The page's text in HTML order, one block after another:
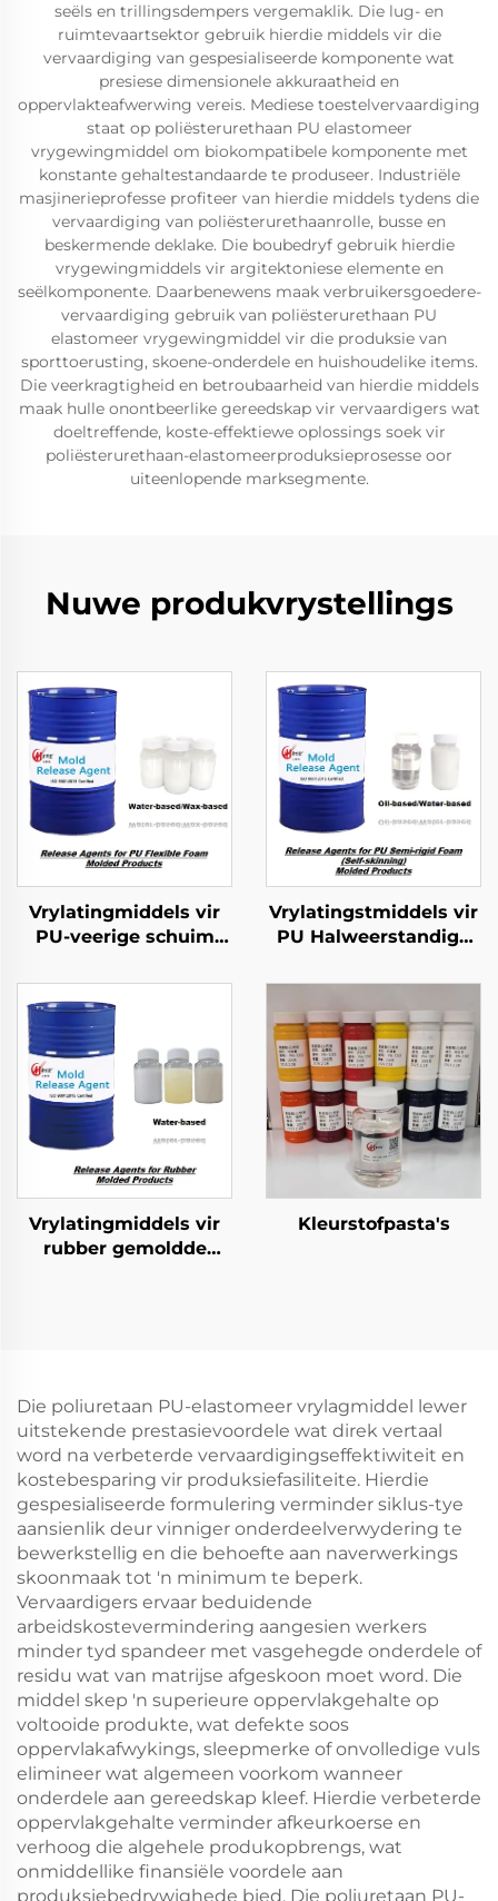
seëls en trillingsdempers vergemaklik. Die lug- en
ruimtevaartsektor gebruik hierdie middels vir die
vervaardiging van gespesialiseerde komponente wat
presiese dimensionele akkuraatheid en
oppervlakteafwerwing vereis. Mediese toestelvervaardiging
staat op poliësterurethaan PU elastomeer
vrygewingmiddel om biokompatibele komponente met
konstante gehaltestandaarde te produseer. Industriële
masjinerieprofesse profiteer van hierdie middels tydens die
vervaardiging van poliësterurethaanrolle, busse en
beskermende deklake. Die boubedryf gebruik hierdie
vrygewingmiddels vir argitektoniese elemente en
seëlkomponente. Daarbenewens maak verbruikersgoedere-
vervaardiging gebruik van poliësterurethaan PU
elastomeer vrygewingmiddel vir die produksie van
sporttoerusting, skoene-onderdele en huishoudelike items.
Die veerkragtigheid en betroubaarheid van hierdie middels
maak hulle onontbeerlike gereedskap vir vervaardigers wat
doeltreffende, koste-effektiewe oplossings soek vir
poliësterurethaan-elastomeerproduksieprosesse oor
uiteenlopende marksegmente.
Nuwe produkvrystellings
Vrylatingmiddels vir
PU-veerige schuim
Vrylatingstmiddels vir
PU Halweerstandige
Produkte
Vrylatingmiddels vir
rubber gemoldde
Kleurstofpasta's
Die poliuretaan PU-elastomeer vrylagmiddel lewer
uitstekende prestasievoordele wat direk vertaal
word na verbeterde vervaardigingseffektiwiteit en
kostebesparing vir produksiefasiliteite. Hierdie
gespesialiseerde formulering verminder siklus-tye
aansienlik deur vinniger onderdeelverwydering te
bewerkstellig en die behoefte aan naverwerkings
skoonmaak tot 'n minimum te beperk.
Vervaardigers ervaar beduidende
arbeidskostevermindering aangesien werkers
minder tyd spandeer met vasgehegde onderdele of
residu wat van matrijse afgeskoon moet word. Die
middel skep 'n superieure oppervlakgehalte op
voltooide produkte, wat defekte soos
oppervlakafwykings, sleepmerke of onvolledige vuls
elimineer wat algemeen voorkom wanneer
onderdele aan gereedskap kleef. Hierdie verbeterde
oppervlakgehalte verminder afkeurkoerse en
verhoog die algehele produkopbrengs, wat
onmiddellike finansiële voordele aan
produksiebedrywighede bied. Die poliuretaan PU-